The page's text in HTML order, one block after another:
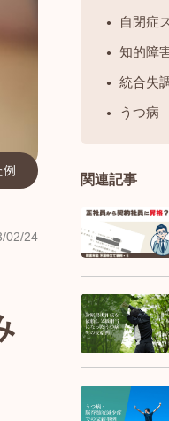
02/24
自閉症
知的障
統合失
うつ病
関連記事